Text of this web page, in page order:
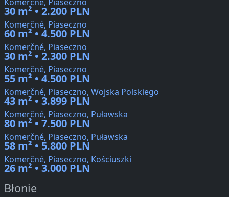
30 m² • 2.200 PLN
Komerčné, Piaseczno
60 m² • 4.500 PLN
Komerčné, Piaseczno
30 m² • 2.300 PLN
Komerčné, Piaseczno
55 m² • 4.500 PLN
Komerčné, Piaseczno, Wojska Polskiego
43 m² • 3.899 PLN
Komerčné, Piaseczno, Puławska
80 m² • 7.500 PLN
Komerčné, Piaseczno, Puławska
58 m² • 5.800 PLN
Komerčné, Piaseczno, Kościuszki
26 m² • 3.000 PLN
Błonie